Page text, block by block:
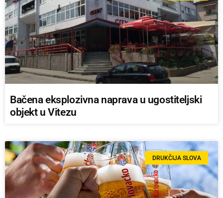
Bačena eksplozivna naprava u ugostiteljski
objekt u Vitezu
DRUKČIJA SLOVA